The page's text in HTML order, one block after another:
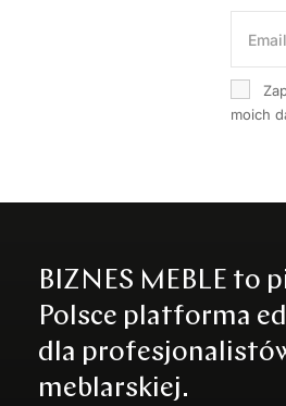
moich
BIZNES MEBLE to
Polsce platforma
dla
meblarskiej.